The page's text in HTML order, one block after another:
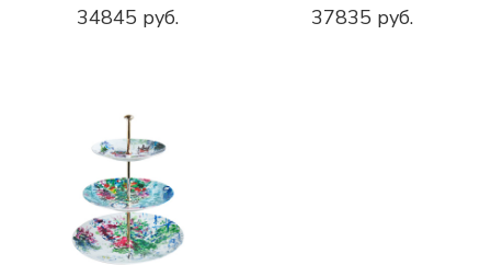
34845 руб.
37835 руб.